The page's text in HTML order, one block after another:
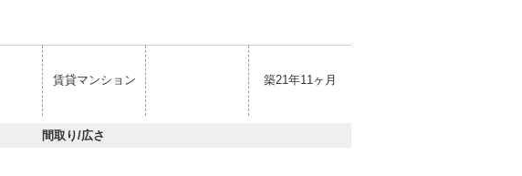
賃貸マンション 築21年11ヶ月
間取り/広さ